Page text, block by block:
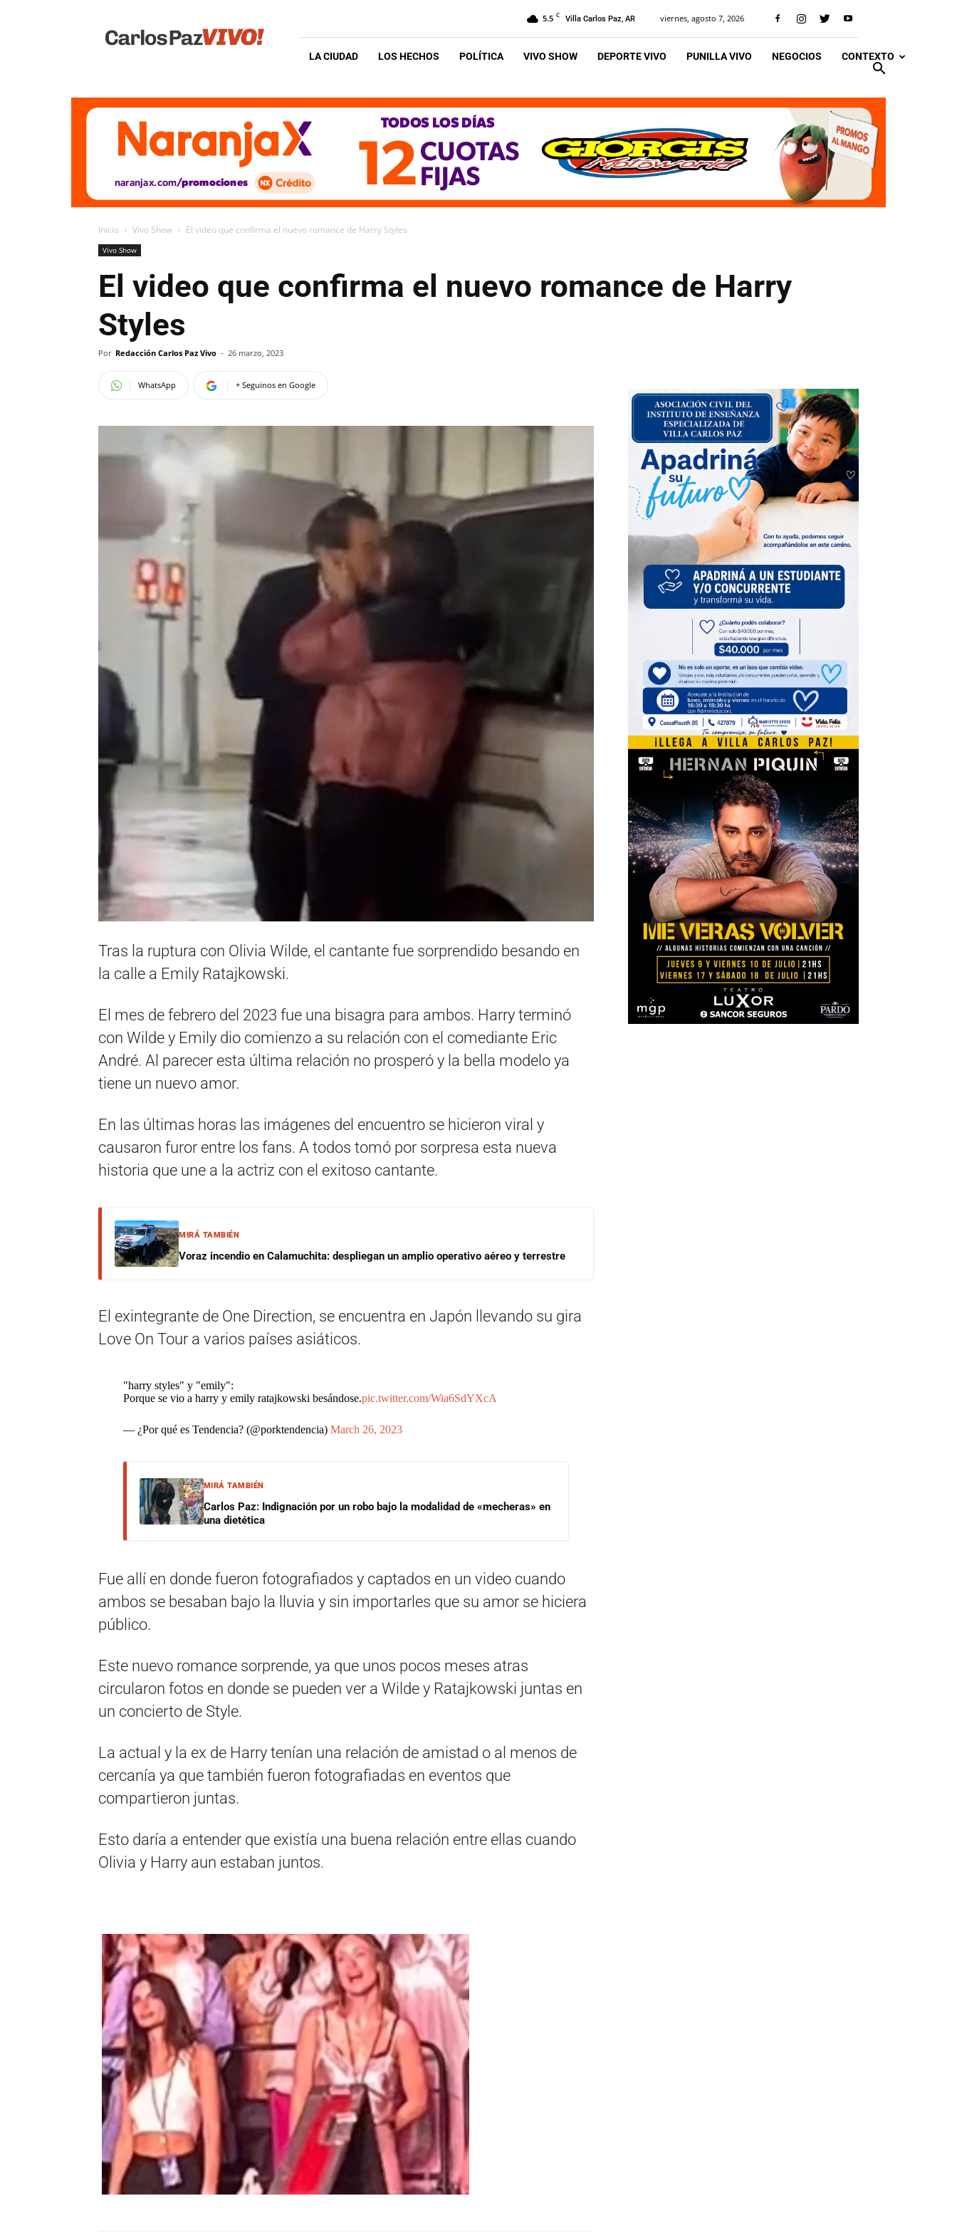
Vivo
5.5 C Villa Carlos Paz, AR viernes, agosto 7, 2026
LA CIUDAD LOS HECHOS POLÍTICA VIVO SHOW DEPORTE VIVO PUNILLA VIVO NEGOCIOS CONTEXTO
Inicio Vivo Show El video que confirma el nuevo romance de Harry Styles
Vivo Show
El video que confirma el nuevo romance de Harry
Styles
Por Redacción Carlos Paz Vivo - 26 marzo, 2023
WhatsApp + Seguinos en Google
Tras la ruptura con Olivia Wilde, el cantante fue sorprendido besando en
la calle a Emily Ratajkowski.
El mes de febrero del 2023 fue una bisagra para ambos. Harry terminó
con Wilde y Emily dio comienzo a su relación con el comediante Eric
André. Al parecer esta última relación no prosperó y la bella modelo ya
tiene un nuevo amor.
En las últimas horas las imágenes del encuentro se hicieron viral y
causaron furor entre los fans. A todos tomó por sorpresa esta nueva
historia que une a la actriz con el exitoso cantante.
MIRÁ TAMBIÉN
Voraz incendio en Calamuchita: despliegan un amplio operativo aéreo y terrestre
El exintegrante de One Direction, se encuentra en Japón llevando su gira
Love On Tour a varios países asiáticos.
"harry styles" y "emily":
Porque se vio a harry y emily ratajkowski besándose.pic.twitter.com/Wia6SdYXcA
— ¿Por qué es Tendencia? (@porktendencia) March 26, 2023
MIRÁ TAMBIÉN
Carlos Paz: Indignación por un robo bajo la modalidad de «mecheras» en
una dietética
Fue allí en donde fueron fotografiados y captados en un video cuando
ambos se besaban bajo la lluvia y sin importarles que su amor se hiciera
público.
Este nuevo romance sorprende, ya que unos pocos meses atras
circularon fotos en donde se pueden ver a Wilde y Ratajkowski juntas en
un concierto de Style.
La actual y la ex de Harry tenían una relación de amistad o al menos de
cercanía ya que también fueron fotografiadas en eventos que
compartieron juntas.
Esto daría a entender que existía una buena relación entre ellas cuando
Olivia y Harry aun estaban juntos.